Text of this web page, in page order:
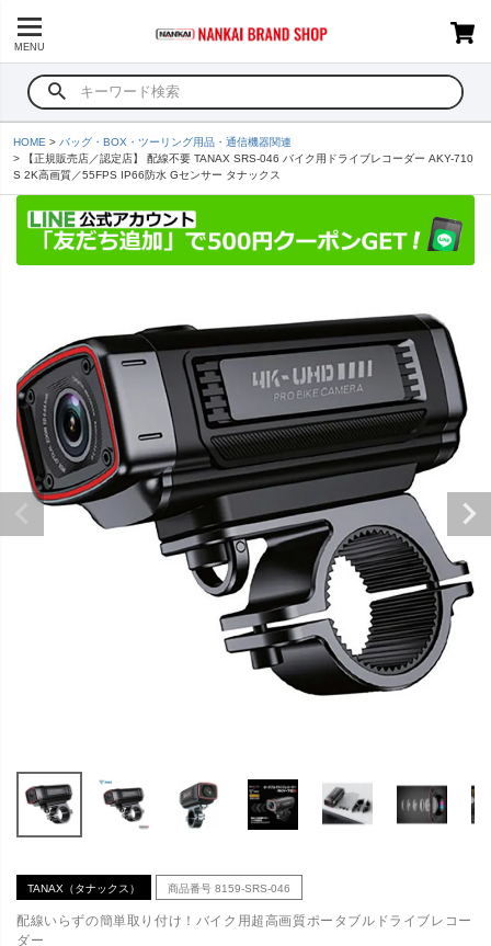
MENU
HOME
バッグ・BOX・ツーリング用品・通信機器関連
【正規販売店／認定店】 配線不要 TANAX SRS-046 バイク用ドライブレコーダー AKY-710
S 2K高画質／55FPS IP66防水 Gセンサー タナックス
TANAX（タナックス） 商品番号 8159-SRS-046
配線いらずの簡単取り付け！バイク用超高画質ポータブルドライブレコー
ダー